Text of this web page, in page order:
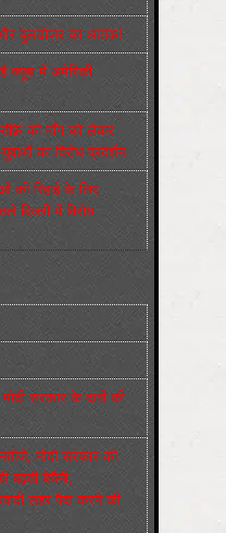
और बुलडोज़र का आतंक!
क्यूबा में अमेरिकी
की माँग को लेकर
का विरोध प्रदर्शन
की रिहाई के लिए
दिल्ली में विरोध
सरकार के दावों की
मोदी सरकार की
बढ़ती बेचैनी,
लहर पैदा करने की